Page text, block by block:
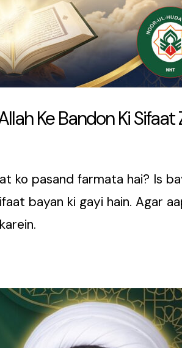
Ke Bandon Ki Sifaat
ko pasand farmata hai? Is
bayan ki gayi hain. Agar